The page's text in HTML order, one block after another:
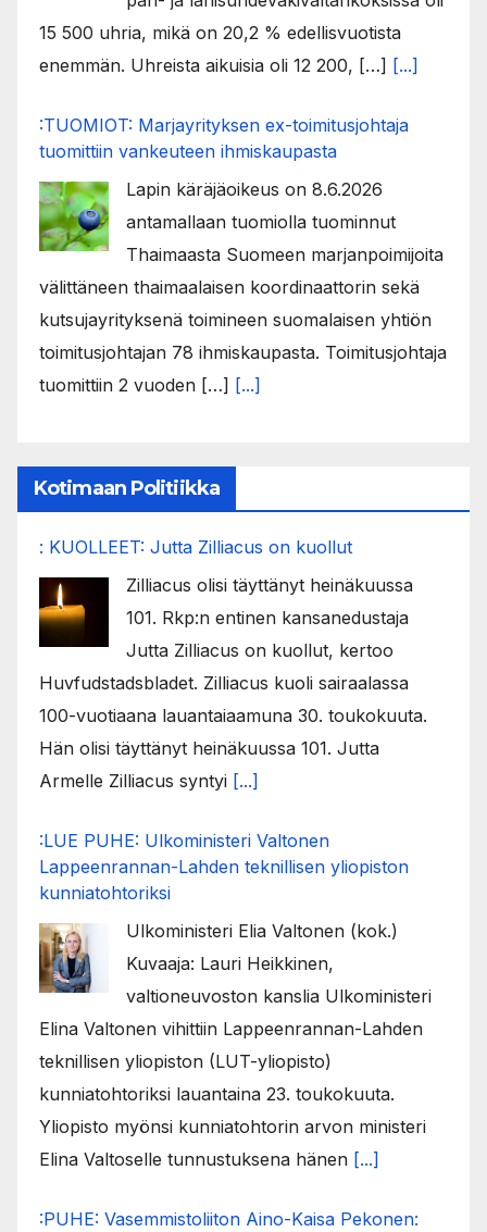
15 500 uhria, mikä on 20,2 % edellisvuotista
enemmän. Uhreista aikuisia oli 12 200, […] [...]
:TUOMIOT: Marjayrityksen ex-toimitusjohtaja
tuomittiin vankeuteen ihmiskaupasta
Lapin käräjäoikeus on 8.6.2026
antamallaan tuomiolla tuominnut
Thaimaasta Suomeen marjanpoimijoita
välittäneen thaimaalaisen koordinaattorin sekä
kutsujayrityksenä toimineen suomalaisen yhtiön
toimitusjohtajan 78 ihmiskaupasta. Toimitusjohtaja
tuomittiin 2 vuoden […] [...]
Kotimaan Politiikka
: KUOLLEET: Jutta Zilliacus on kuollut
Zilliacus olisi täyttänyt heinäkuussa
101. Rkp:n entinen kansanedustaja
Jutta Zilliacus on kuollut, kertoo
Huvfudstadsbladet. Zilliacus kuoli sairaalassa
100-vuotiaana lauantaiaamuna 30. toukokuuta.
Hän olisi täyttänyt heinäkuussa 101. Jutta
Armelle Zilliacus syntyi [...]
:LUE PUHE: Ulkoministeri Valtonen
Lappeenrannan-Lahden teknillisen yliopiston
kunniatohtoriksi
Ulkoministeri Elia Valtonen (kok.)
Kuvaaja: Lauri Heikkinen,
valtioneuvoston kanslia Ulkoministeri
Elina Valtonen vihittiin Lappeenrannan-Lahden
teknillisen yliopiston (LUT-yliopisto)
kunniatohtoriksi lauantaina 23. toukokuuta.
Yliopisto myönsi kunniatohtorin arvon ministeri
Elina Valtoselle tunnustuksena hänen [...]
:PUHE: Vasemmistoliiton Aino-Kaisa Pekonen: